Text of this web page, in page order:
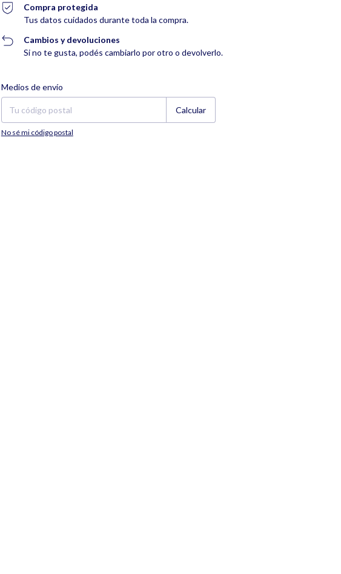
Compra protegida
Tus datos cuidados durante toda la compra.
Cambios y devoluciones
Si no te gusta, podés cambiarlo por otro o devolverlo.
Entregas para el CP:
Medios de envío
Calcular
No sé mi código postal